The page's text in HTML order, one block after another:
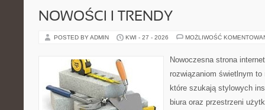
NOWOŚCI I TRENDY
POSTED BY ADMIN KWI - 27 - 2026 MOŻLIWOŚĆ
Nowoczesna strona
rozwiązaniom świetlnym
które szukają stylowych
biura oraz przestrzeni